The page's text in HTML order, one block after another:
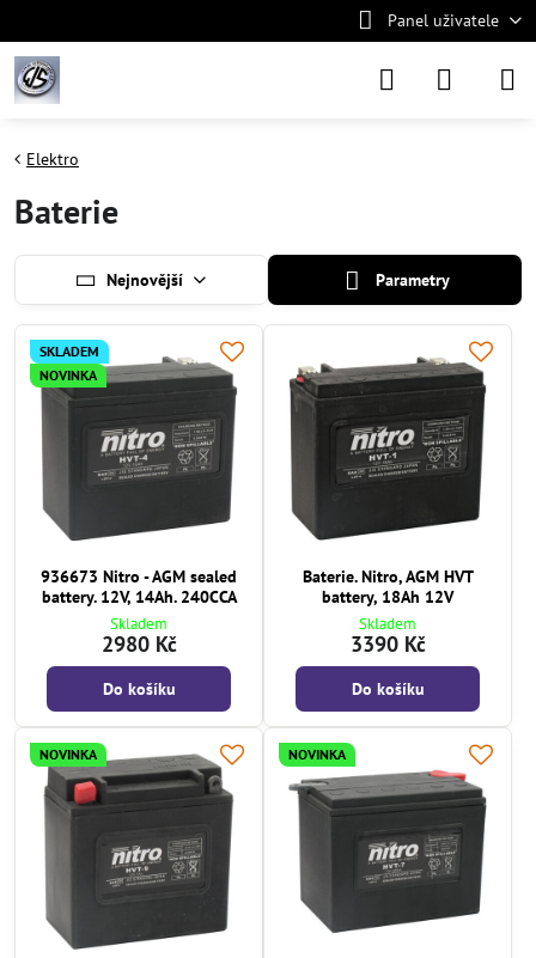
Panel uživatele
Elektro
Baterie
Nejnovější Parametry
SKLADEM
NOVINKA
936673 Nitro - AGM sealed
battery. 12V, 14Ah. 240CCA
Skladem
2980 Kč
Do košíku
Baterie. Nitro, AGM HVT
battery, 18Ah 12V
Skladem
3390 Kč
Do košíku
NOVINKA NOVINKA